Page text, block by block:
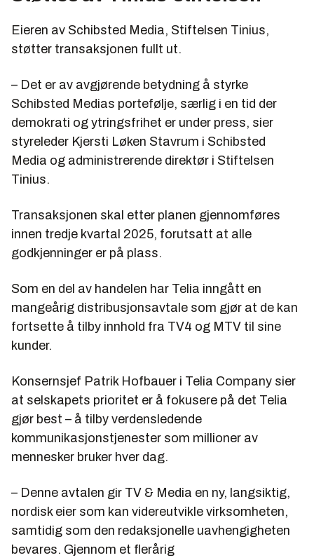
Eieren av Schibsted Media, Stiftelsen Tinius,
støtter transaksjonen fullt ut.
– Det er av avgjørende betydning å styrke
Schibsted Medias portefølje, særlig i en tid der
demokrati og ytringsfrihet er under press, sier
styreleder Kjersti Løken Stavrum i Schibsted
Media og administrerende direktør i Stiftelsen
Tinius.
Transaksjonen skal etter planen gjennomføres
innen tredje kvartal 2025, forutsatt at alle
godkjenninger er på plass.
Som en del av handelen har Telia inngått en
mangeårig distribusjonsavtale som gjør at de kan
fortsette å tilby innhold fra TV4 og MTV til sine
kunder.
Konsernsjef Patrik Hofbauer i Telia Company sier
at selskapets prioritet er å fokusere på det Telia
gjør best – å tilby verdensledende
kommunikasjonstjenester som millioner av
mennesker bruker hver dag.
– Denne avtalen gir TV & Media en ny, langsiktig,
nordisk eier som kan videreutvikle virksomheten,
samtidig som den redaksjonelle uavhengigheten
bevares. Gjennom et flerårig